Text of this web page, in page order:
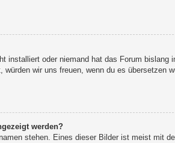
installiert oder niemand hat das Forum
wir uns freuen, wenn du es übersetzen
werden?
stehen. Eines dieser Bilder ist meist mit